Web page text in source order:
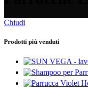
Chiudi
Prodotti più venduti